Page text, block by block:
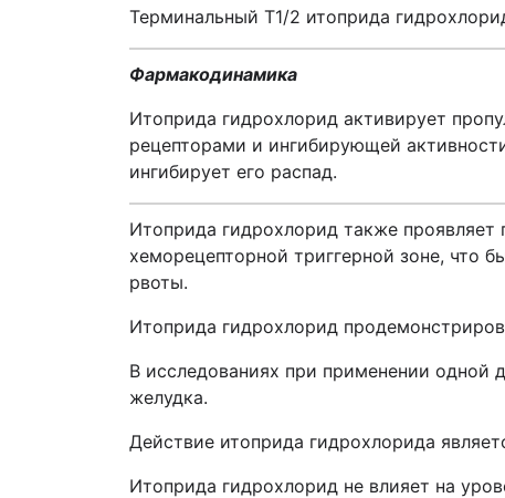
Терминальный Т1/2 итоприда
Фармакодинамика
Итоприда гидрохлорид активирует
рецепторами и ингибирующей
ингибирует его распад.
Итоприда гидрохлорид также
хеморецепторной триггерной зоне, что
рвоты.
Итоприда гидрохлорид
В исследованиях при применении
желудка.
Действие итоприда гидрохлорида
Итоприда гидрохлорид не влияет на